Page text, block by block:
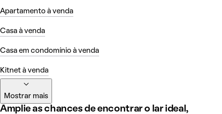
Apartamento à venda
Casa à venda
Casa em condomínio à venda
Kitnet à venda
Mostrar mais
Amplie as chances de encontrar o lar ideal,